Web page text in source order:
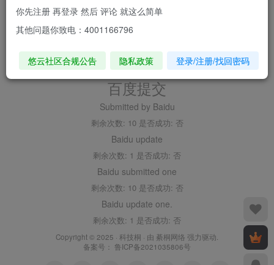
友链申请 内搜百度(内推) 免责声明
隐私政策
XMl全站地图 XML文章地图
论坛板块地图
XML论坛帖子地图
话题标签地图
XML用户地图 小白博客|emlog|源码|技术
小皮面板
百度提交
Submitted by Baidu
剩余次数: 10 是否成功: 否
Baidu update
剩余次数: 1 是否成功: 否
Baidu submitted one
剩余次数: 10 是否成功: 否
Baidu update one.
剩余次数: 1 是否成功: 否
Copyright © 2025 · 科技桐 · 由 綦桐网络 强力驱动.
备案号： 鲁ICP备2021035806号
你先注册 再登录 然后 评论 就这么简单
其他问题你致电：4001166796
悠云社区合规公告 隐私政策 登录/注册/找回密码